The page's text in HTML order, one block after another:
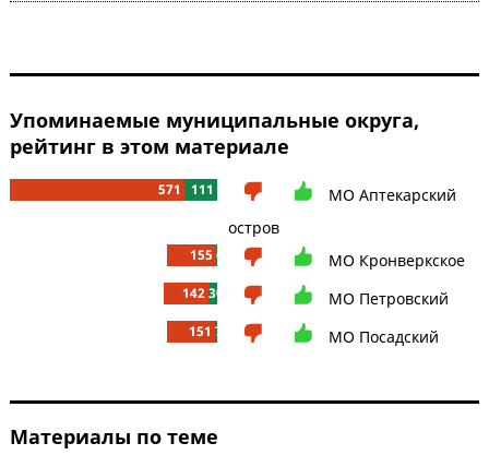
Упоминаемые муниципальные округа,
рейтинг в этом материале
571 111
МО Аптекарский
остров
155 6 МО Кронверкское
14230 МО Петровский
1517 МО Посадский
Материалы по теме